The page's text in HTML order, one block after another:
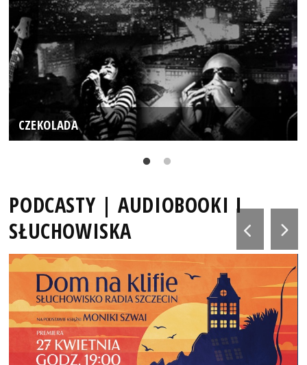
CZEKOLADA
PODCASTY | AUDIOBOOKI I
SŁUCHOWISKA